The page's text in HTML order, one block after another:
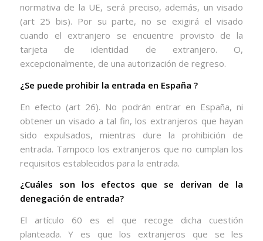
normativa de la UE, será preciso, además, un visado
(art 25 bis). Por su parte, no se exigirá el visado
cuando el extranjero se encuentre provisto de la
tarjeta de identidad de extranjero. O,
excepcionalmente, de una autorización de regreso.
¿Se puede prohibir la entrada en España ?
En efecto (art 26). No podrán entrar en España, ni
obtener un visado a tal fin, los extranjeros que hayan
sido expulsados, mientras dure la prohibición de
entrada. Tampoco los extranjeros que no cumplan los
requisitos establecidos para la entrada.
¿Cuáles son los efectos que se derivan de la
denegación de entrada?
El artículo 60 es el que recoge dicha cuestión
planteada. Y es que los extranjeros que se les